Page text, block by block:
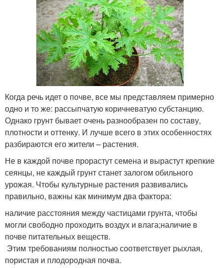
Когда речь идет о почве, все мы представляем примерно
одно и то же: рассыпчатую коричневатую субстанцию.
Однако грунт бывает очень разнообразен по составу,
плотности и оттенку. И лучше всего в этих особенностях
разбираются его жители – растения.
Не в каждой почве прорастут семена и вырастут крепкие
сеянцы, не каждый грунт станет залогом обильного
урожая. Чтобы культурные растения развивались
правильно, важны как минимум два фактора:
наличие расстояния между частицами грунта, чтобы
могли свободно проходить воздух и влага;наличие в
почве питательных веществ.
Этим требованиям полностью соответствует рыхлая,
пористая и плодородная почва.